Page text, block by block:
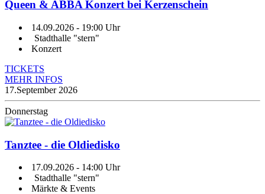
Queen & ABBA Konzert bei Kerzenschein
14.09.2026 - 19:00 Uhr
Stadthalle "stern"
Konzert
TICKETS
MEHR INFOS
17.September 2026
Donnerstag
Tanztee - die Oldiedisko
17.09.2026 - 14:00 Uhr
Stadthalle "stern"
Märkte & Events